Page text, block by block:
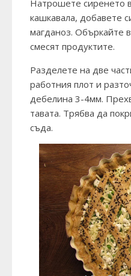
Натрошете сиренето
кашкавала, добавете
магданоз. Объркайте
смесят продуктите.
Разделете на две
работния плот и
дебелина 3-4мм.
тавата. Трябва да
съда.